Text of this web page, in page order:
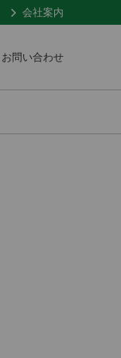
会社案内
お問い合わせ